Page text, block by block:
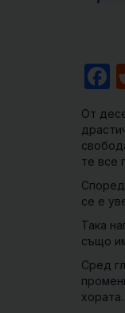
От
те все
Според
се е
Така
също
Сред